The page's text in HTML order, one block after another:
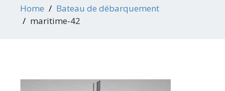
Home
Bateau de débarquement
maritime-42